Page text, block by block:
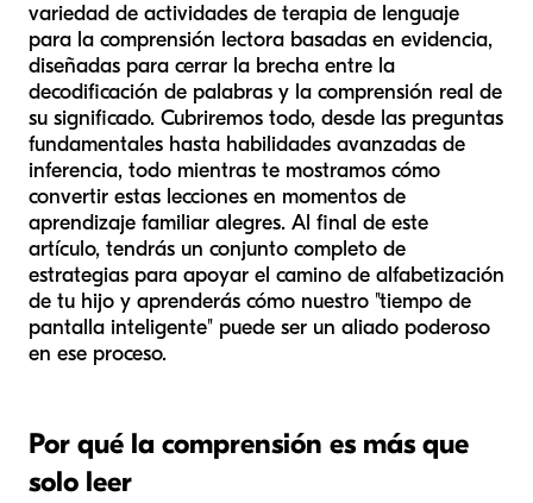
variedad de actividades de terapia de lenguaje
para la comprensión lectora basadas en evidencia,
diseñadas para cerrar la brecha entre la
decodificación de palabras y la comprensión real de
su significado. Cubriremos todo, desde las preguntas
fundamentales hasta habilidades avanzadas de
inferencia, todo mientras te mostramos cómo
convertir estas lecciones en momentos de
aprendizaje familiar alegres. Al final de este
artículo, tendrás un conjunto completo de
estrategias para apoyar el camino de alfabetización
de tu hijo y aprenderás cómo nuestro "tiempo de
pantalla inteligente" puede ser un aliado poderoso
en ese proceso.
Por qué la comprensión es más que
solo leer